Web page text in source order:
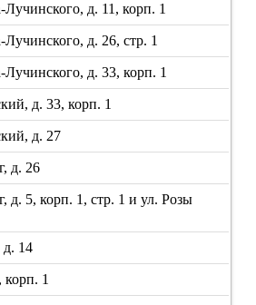
д. 11, корп. 1
д. 26, стр. 1
д. 33, корп. 1
д. 33, корп. 1
д. 27
д. 26
д. 5, корп. 1, стр. 1 и ул. Розы
д. 14
1